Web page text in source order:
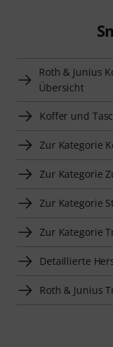
Roth & Junius
Übersicht
Koffer und
Zur Kategorie
Zur Kategorie
Zur Kategorie
Zur Kategorie
Detaillierte
Roth & Junius